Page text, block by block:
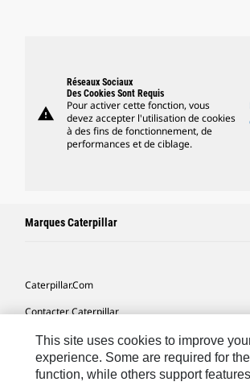
warning
Réseaux Sociaux
Des Cookies Sont Requis
Pour activer cette fonction, vous
devez accepter l'utilisation de cookies
à des fins de fonctionnement, de
performances et de ciblage.
Marques Caterpillar
Caterpillar.com
Contacter Caterpillar
Mes Préférences Marketing
Plan Du Site
This site uses cookies to improve
experience. Some are required for
function, while others support